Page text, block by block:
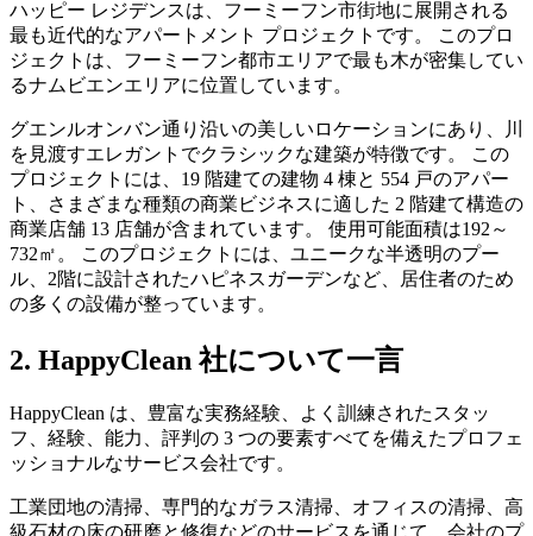
ハッピー レジデンスは、フーミーフン市街地に展開される
最も近代的なアパートメント プロジェクトです。 このプロ
ジェクトは、フーミーフン都市エリアで最も木が密集してい
るナムビエンエリアに位置しています。
グエンルオンバン通り沿いの美しいロケーションにあり、川
を見渡すエレガントでクラシックな建築が特徴です。 この
プロジェクトには、19 階建ての建物 4 棟と 554 戸のアパー
ト、さまざまな種類の商業ビジネスに適した 2 階建て構造の
商業店舗 13 店舗が含まれています。 使用可能面積は192～
732㎡。 このプロジェクトには、ユニークな半透明のプー
ル、2階に設計されたハピネスガーデンなど、居住者のため
の多くの設備が整っています。
2. HappyClean 社について一言
HappyClean は、豊富な実務経験、よく訓練されたスタッ
フ、経験、能力、評判の 3 つの要素すべてを備えたプロフェ
ッショナルなサービス会社です。
工業団地の清掃、専門的なガラス清掃、オフィスの清掃、高